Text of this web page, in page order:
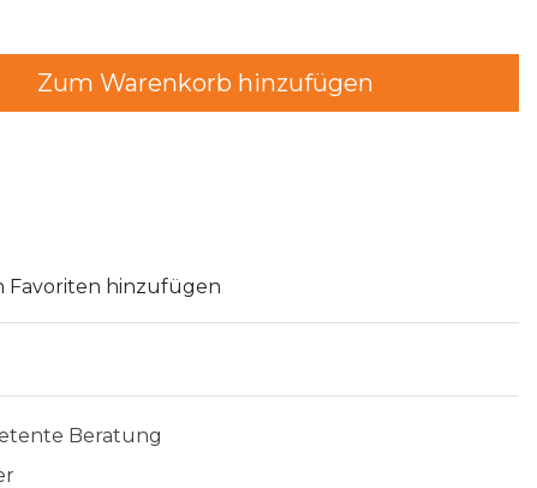
Zum Warenkorb hinzufügen
Favoriten hinzufügen
Beratung